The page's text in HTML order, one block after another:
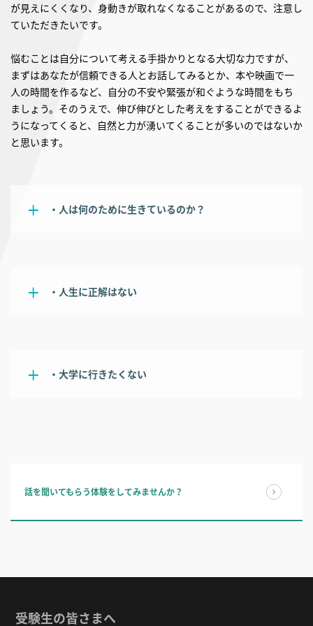
が見えにくくなり、身動きが取れなくなることがあるので、注意し
ていただきたいです。
悩むことは自分について考える手掛かりとなる大切な力ですが、
まずはあなたが信頼できる人とお話してみるとか、本や映画で一
人の時間を作るなど、自分の不安や緊張が和ぐような時間をもち
ましょう。そのうえで、伸び伸びとした考えをすることができるよ
うになってくると、自然と力が湧いてくることが多いのではないか
と思います。
・人は何のために生きているのか？
・人生に正解はない
・大学に行きたくない
話を聞いてもらう体験をしてみませんか？
受験生の皆さまへ